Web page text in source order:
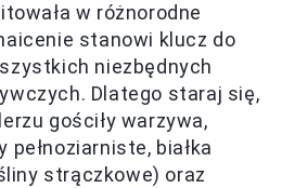
w różnorodne
stanowi klucz do
niezbędnych
Dlatego staraj się,
gościły warzywa,
pełnoziarniste, białka
strączkowe) oraz